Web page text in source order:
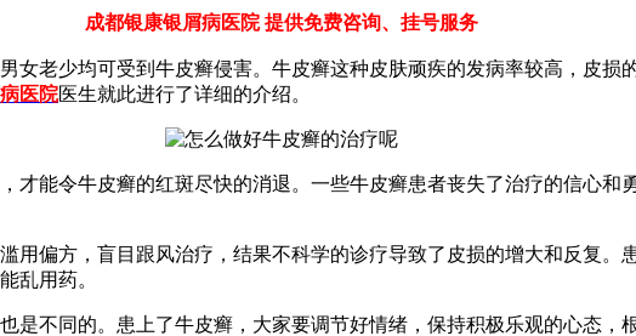
成都银康银屑病医院 提供免费咨询、挂号服务
女老少均可受到牛皮癣侵害。牛皮癣这种皮肤顽疾的发病率较高，皮损
医院医生就此进行了详细的介绍。
才能令牛皮癣的红斑尽快的消退。一些牛皮癣患者丧失了治疗的信心和
用偏方，盲目跟风治疗，结果不科学的诊疗导致了皮损的增大和反复。
乱用药。
是不同的。患上了牛皮癣，大家要调节好情绪，保持积极乐观的心态，